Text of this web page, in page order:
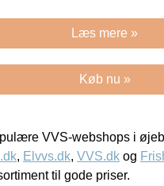
Læs mere »
Køb nu »
VVS-webshops i
, Elvvs.dk, VVS.dk og
til gode priser.